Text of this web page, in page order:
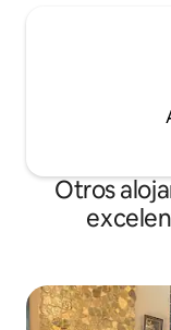
Otros